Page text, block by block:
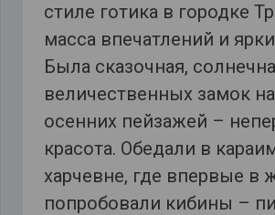
стиле готика в городке
масса впечатлений и
Была сказочная,
величественных замок
осенних пейзажей –
красота. Обедали в
харчевне, где впервые в
попробовали кибины –